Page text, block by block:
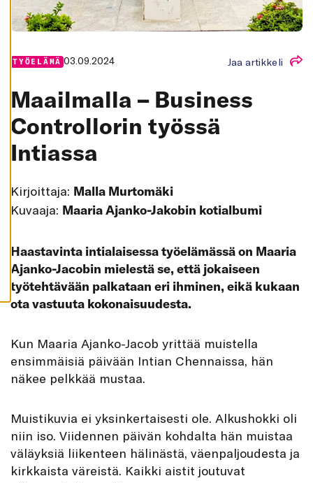
I
I
Ä
S
K
I
E
V
T
TYÖELÄMÄ 03.09.2024 Jaa artikkeli
Maailmalla – Business
Controllorin työssä
Intiassa
Kirjoittaja: Malla Murtomäki
Kuvaaja: Maaria Ajanko-Jakobin kotialbumi
Haastavinta intialaisessa työelämässä on Maaria
Ajanko-Jacobin mielestä se, että jokaiseen
työtehtävään palkataan eri ihminen, eikä kukaan
ota vastuuta kokonaisuudesta.
Kun Maaria Ajanko-Jacob yrittää muistella
ensimmäisiä päivään Intian Chennaissa, hän
näkee pelkkää mustaa.
Muistikuvia ei yksinkertaisesti ole. Alkushokki oli
niin iso. Viidennen päivän kohdalta hän muistaa
väläyksiä liikenteen hälinästä, väenpaljoudesta ja
kirkkaista väreistä. Kaikki aistit joutuvat